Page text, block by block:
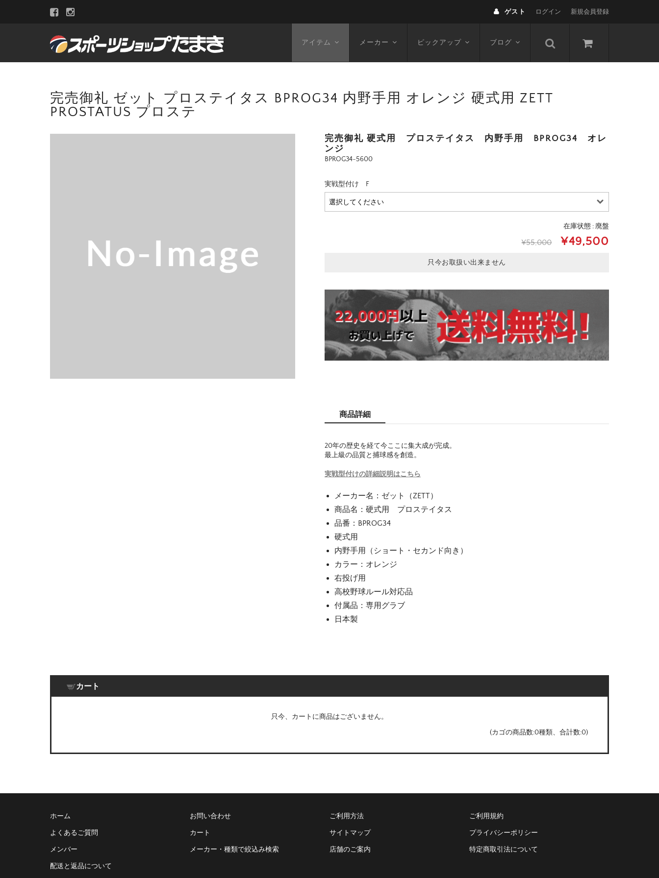
ゲスト ログイン 新規会員登録
アイテム メーカー ピックアップ ブログ
完売御礼 ゼット プロステイタス BPROG34 内野手用 オレンジ 硬式用 ZETT
PROSTATUS プロステ
完売御礼 硬式用 プロステイタス 内野手用 BPROG34 オレ
ンジ
BPROG34-5600
実戦型付け F
在庫状態 : 廃盤
¥55,000 ¥49,500
只今お取扱い出来ません
商品詳細
20年の歴史を経て今ここに集大成が完成。
最上級の品質と捕球感を創造。
実戦型付けの詳細説明はこちら
メーカー名：ゼット（ZETT）
商品名：硬式用 プロステイタス
品番：BPROG34
硬式用
内野手用（ショート・セカンド向き）
カラー：オレンジ
右投げ用
高校野球ルール対応品
付属品：専用グラブ
日本製
カート
只今、カートに商品はございません。
(カゴの商品数:0種類、合計数:0)
ホーム お問い合わせ ご利用方法 ご利用規約
よくあるご質問 カート サイトマップ プライバシーポリシー
メンバー メーカー・種類で絞込み検索 店舗のご案内 特定商取引法について
配送と返品について